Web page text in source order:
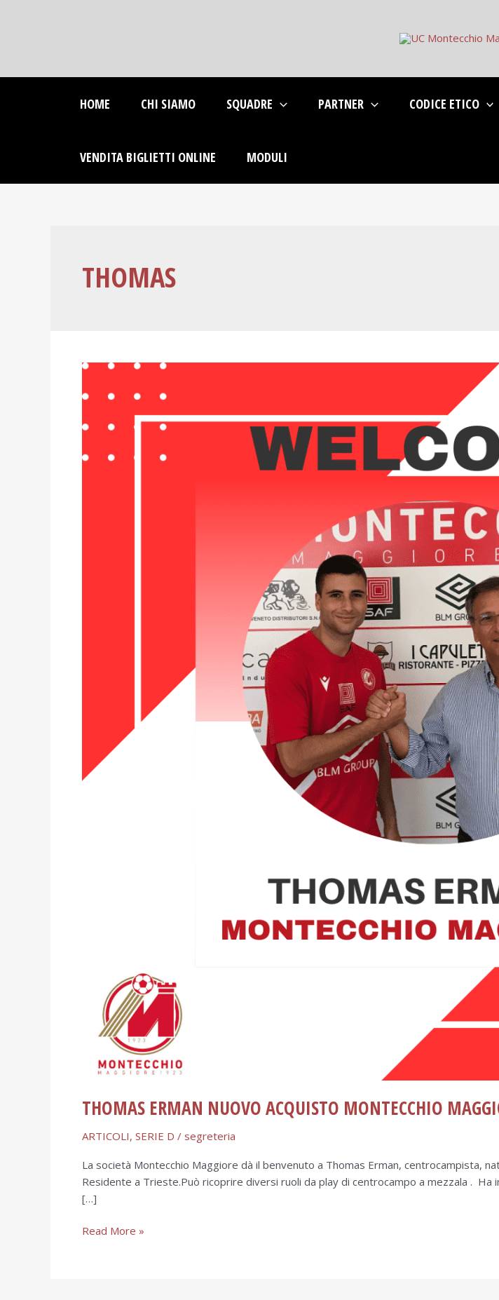
HOME CHI SIAMO SQUADRE PARTNER CODICE ETICO
VENDITA BIGLIETTI ONLINE MODULI
THOMAS
THOMAS ERMAN NUOVO ACQUISTO MONTECCHIO
ARTICOLI, SERIE D / segreteria
La società Montecchio Maggiore dà il benvenuto a Thomas Erman,
Residente a Trieste.Può ricoprire diversi ruoli da play di centrocampo a mezzala . Ha
[…]
Thomas
acquisto
Maggiore
Read More »